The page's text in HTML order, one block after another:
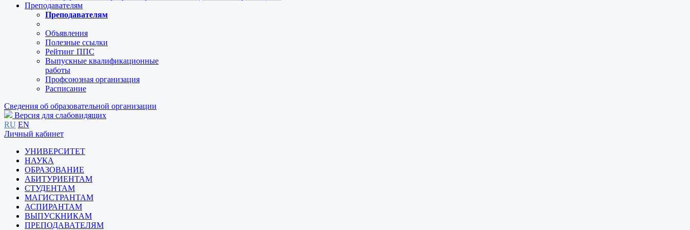
Преподавателям
Преподавателям
Объявления
Полезные ссылки
Рейтинг ППС
Выпускные квалификационные
работы
Профсоюзная организация
Расписание
Сведения об образовательной организации
Версия для слабовидящих
RU EN
Личный кабинет
УНИВЕРСИТЕТ
НАУКА
ОБРАЗОВАНИЕ
АБИТУРИЕНТАМ
СТУДЕНТАМ
МАГИСТРАНТАМ
АСПИРАНТАМ
ВЫПУСКНИКАМ
ПРЕПОДАВАТЕЛЯМ